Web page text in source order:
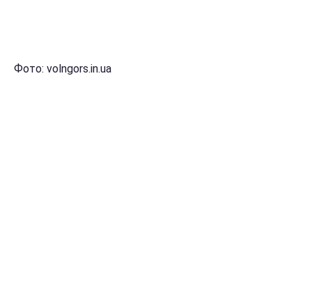
Фото: volngors.in.ua